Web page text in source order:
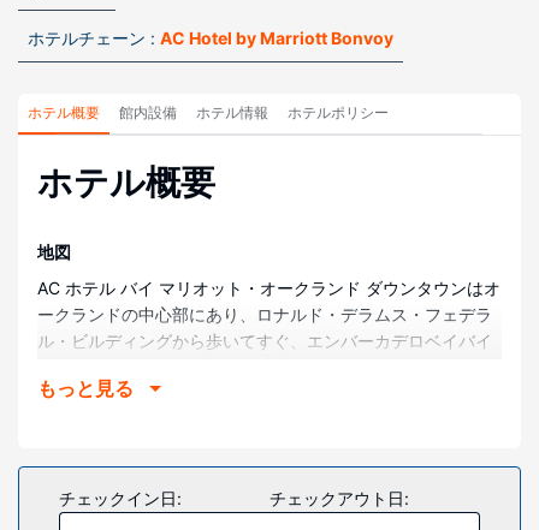
ホテルチェーン : AC Hotel by Marriott Bonvoy
ホテル概要 館内設備 ホテル情報 ホテルポリシー
ホテル概要
地図
AC ホテル バイ マリオット・オークランド ダウンタウンはオ
ークランドの中心部にあり、ロナルド・デラムス・フェデラ
ル・ビルディングから歩いてすぐ、エンバーカデロベイバイ
ークランド シティ センター (ショッピング)まで 0.4 km、フ
全部で 133 室ある冷房完備の客室には薄型テレビが備わって
おり、ゆったりおくつろぎいただけます。WiFi (無料)をお使
もっと見る
チェックイン日: チェックアウト日: